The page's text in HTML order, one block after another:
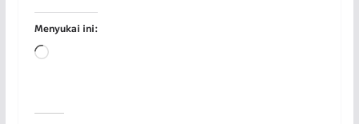
Menyukai ini:
Memuat...